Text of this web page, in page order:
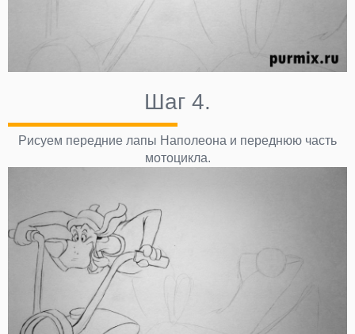
Шаг 4.
Рисуем передние лапы Наполеона и переднюю часть
мотоцикла.